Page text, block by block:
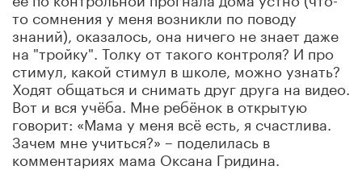
то сомнения у меня возникли по поводу
знаний), оказалось, она ничего не знает даже
на "тройку". Толку от такого контроля? И про
стимул, какой стимул в школе, можно узнать?
Ходят общаться и снимать друг друга на видео.
Вот и вся учёба. Мне ребёнок в открытую
говорит: «Мама у меня всё есть, я счастлива.
Зачем мне учиться?» – поделилась в
комментариях мама Оксана Гридина.